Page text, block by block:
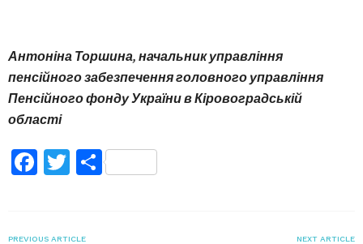
Антоніна Торшина, начальник управління
пенсійного забезпечення головного управління
Пенсійного фонду України в Кіровоградській
області
Facebook
TwitterПоділитися
PREVIOUS ARTICLE NEXT ARTICLE